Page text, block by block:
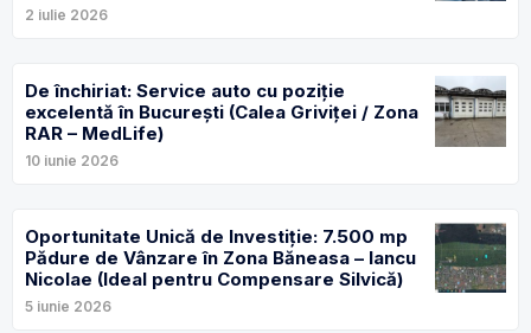
2 iulie 2026
De închiriat: Service auto cu poziție
excelentă în București (Calea Griviței / Zona
RAR – MedLife)
10 iunie 2026
Oportunitate Unică de Investiție: 7.500 mp
Pădure de Vânzare în Zona Băneasa – Iancu
Nicolae (Ideal pentru Compensare Silvică)
5 iunie 2026